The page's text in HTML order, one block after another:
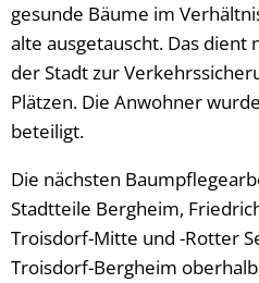
gesunde Bäume im
alte ausgetauscht. Das dient
der Stadt zur
Plätzen. Die Anwohner
beteiligt.
Die nächsten
Stadtteile Bergheim,
Troisdorf-Mitte und -Rotter
Troisdorf-Bergheim